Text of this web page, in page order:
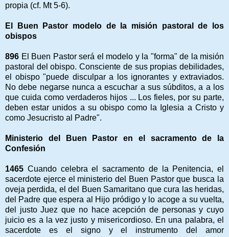
propia (cf. Mt 5-6).
El Buen Pastor modelo de la misión pastoral de los
obispos
896 El Buen Pastor será el modelo y la "forma" de la misión
pastoral del obispo. Consciente de sus propias debilidades,
el obispo "puede disculpar a los ignorantes y extraviados.
No debe negarse nunca a escuchar a sus súbditos, a a los
que cuida como verdaderos hijos ... Los fieles, por su parte,
deben estar unidos a su obispo como la Iglesia a Cristo y
como Jesucristo al Padre".
Ministerio del Buen Pastor en el sacramento de la
Confesión
1465 Cuando celebra el sacramento de la Penitencia, el
sacerdote ejerce el ministerio del Buen Pastor que busca la
oveja perdida, el del Buen Samaritano que cura las heridas,
del Padre que espera al Hijo pródigo y lo acoge a su vuelta,
del justo Juez que no hace acepción de personas y cuyo
juicio es a la vez justo y misericordioso. En una palabra, el
sacerdote es el signo y el instrumento del amor